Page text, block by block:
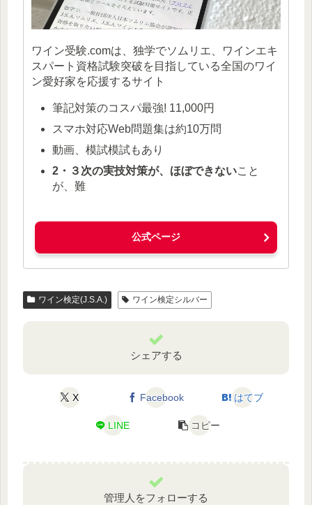
ワイン受験.comは、独学でソムリエ、ワインエキ
スパート資格試験突破を目指している全国のワイ
ン愛好家を応援するサイト
筆記対策のコスパ最強! 11,000円
スマホ対応Web問題集は約10万問
動画、模試模試もあり
2・３次の実技対策が、ほぼできないこと
が、難
公式ページ
ワイン検定(J.S.A.) ワイン検定シルバー
シェアする
X Facebook はてブ
LINE コピー
管理人をフォローする